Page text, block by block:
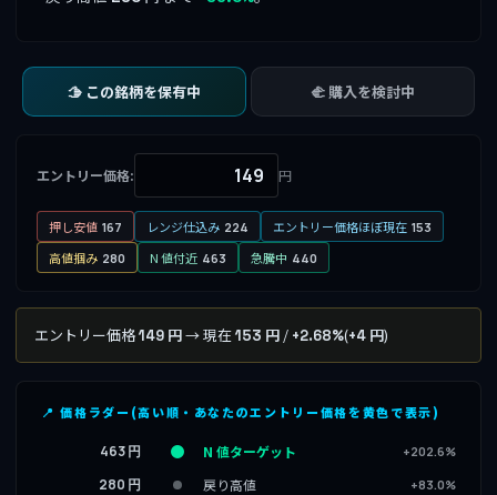
🫱 この銘柄を保有中 🫲 購入を検討中
エントリー価格: 円
押し安値 167 レンジ仕込み 224 エントリー価格ほぼ現在 153
高値掴み 280 N 値付近 463 急騰中 440
エントリー価格149 円→ 現在153 円 / +2.68%(+4 円)
📍 価格ラダー(高い順・あなたのエントリー価格を黄色で表示)
463 円 N 値ターゲット +202.6%
280 円 戻り高値 +83.0%